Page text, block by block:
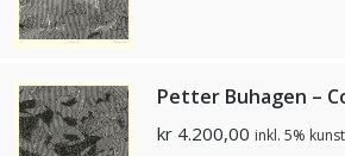
Petter Buhagen –
kr 4.200,00 inkl. 5%